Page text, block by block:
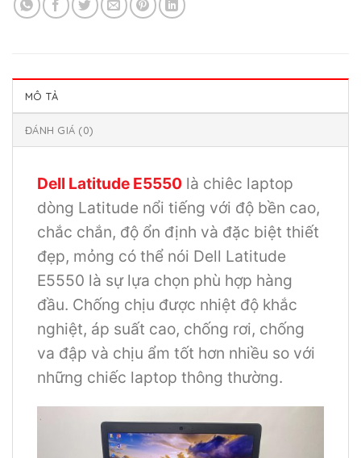
MÔ TẢ
ĐÁNH GIÁ (0)
Dell Latitude E5550 là chiêc laptop
dòng Latitude nổi tiếng với độ bền cao,
chắc chắn, độ ổn định và đặc biệt thiết
đẹp, mỏng có thể nói Dell Latitude
E5550 là sự lựa chọn phù hợp hàng
đầu. Chống chịu được nhiệt độ khắc
nghiệt, áp suất cao, chống rơi, chống
va đập và chịu ẩm tốt hơn nhiều so với
những chiếc laptop thông thường.